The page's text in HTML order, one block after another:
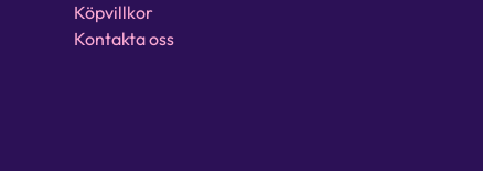
Köpvillkor
Kontakta oss